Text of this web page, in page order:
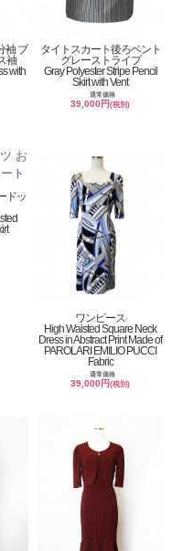
袖 ブ
袖
with
タイトスカート後ろベント
グレーストライプ
Gray Polyester Stripe Pencil
Skirt with Vent
通常価格
39,000円(税別)
ドッ
ワンピース
High Waisted Square Neck
Dress in Abstract Print Made of
PAROLARI EMILIO PUCCI
Fabric
通常価格
39,000円(税別)